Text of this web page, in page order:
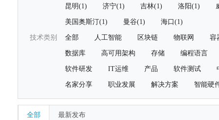
昆明(1) 济宁(1) 吉林(1) 洛阳(1)
美国奥斯汀(1) 曼谷(1) 海口(1)
技术类别 全部 人工智能 区块链 物联网 容
数据库 高可用架构 存储 编程语言
软件研发 IT运维 产品 软件测试
名家分享 职业发展 解决方案 智能硬
全部 最新发布